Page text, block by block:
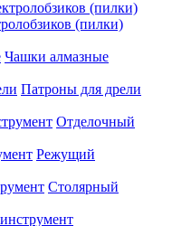
(пилки)
Чашки алмазные
Патроны для дрели
Отделочный
Режущий
Столярный